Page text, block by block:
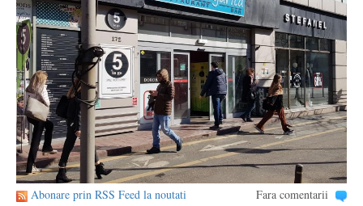
Abonare prin RSS Feed la noutati Fara comentarii